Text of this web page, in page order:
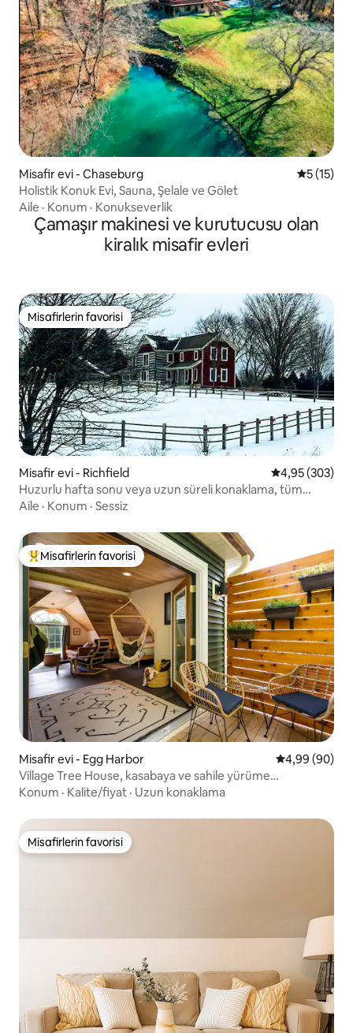
Misafir evi - Chaseburg 55 (15)
Holistik Konuk Evi, Sauna, Şelale ve Gölet
Aile · Konum · Konukseverlik
Çamaşır makinesi ve kurutucusu olan
kiralık misafir evleri
Misafirlerin favorisi
Misafirlerin favorisi
Misafir evi - Richfield 5 üzerinden
4,95 (303)
Huzurlu hafta sonu veya uzun süreli konaklama, tüm
olanaklar.
Aile · Konum · Sessiz
Misafirlerin favorilerinden en beğenilenler arasında
Misafirlerin favorisi
Misafir evi - Egg Harbor 5 üzerinden
4,99 (90)
Village Tree House, kasabaya ve sahile yürüme
mesafesinde
Konum · Kalite/fiyat · Uzun konaklama
Misafirlerin favorisi
Misafirlerin favorisi